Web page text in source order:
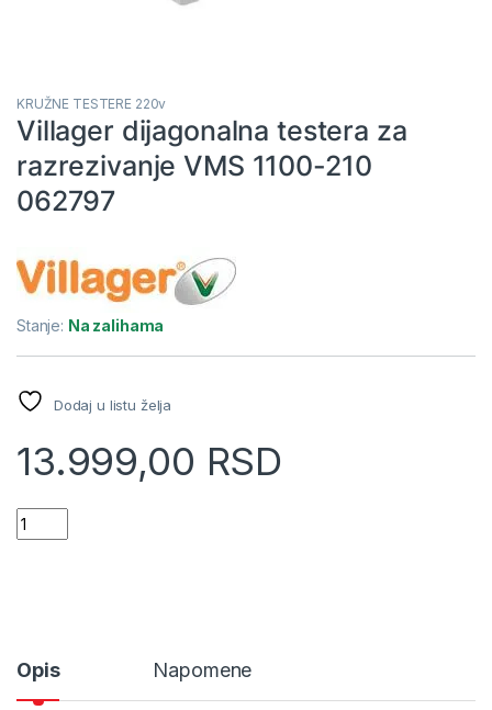
KRUŽNE TESTERE 220v
Villager dijagonalna testera za
razrezivanje VMS 1100-210
062797
Stanje: Na zalihama
Dodaj u listu želja
13.999,00 RSD
Villager dijagonalna testera za razrezivanje VMS 1100-210
Opis Napomene